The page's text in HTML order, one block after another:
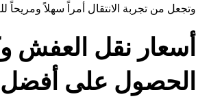
وتجعل من تجربة الانتقال أمراً سهلاً ومريحاً
أسعار نقل العفش
الحصول على أفضل